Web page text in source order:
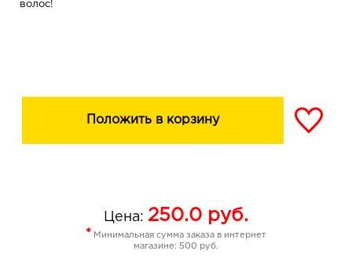
волос!
Положить в корзину
Цена: 250.0 руб.
* Минимальная сумма заказа в интернет
магазине: 500 руб.